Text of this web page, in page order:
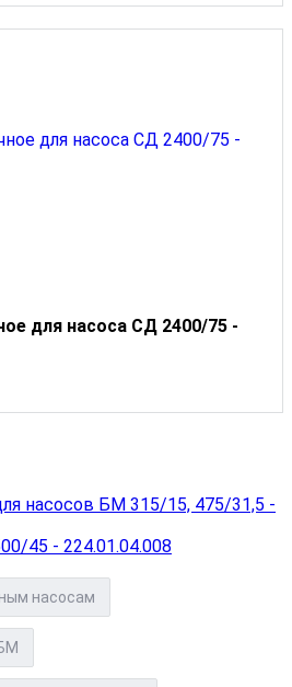
для насоса СД 2400/75 -
насосов БМ 315/15, 475/31,5 -
45 - 224.01.04.008
насосам